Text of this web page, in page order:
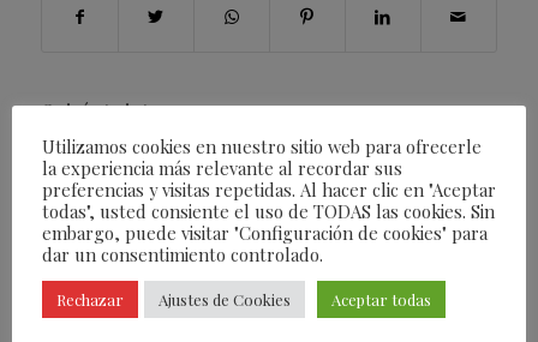
Quizás te interese
La fusión del arte digital, ciencia,
naturaleza y belleza gracias a LA
PRAIRIE en Art Basel
FEARLESS® aumenta su expansión
en España de la mano de El Corte
Inglés
Utilizamos cookies en nuestro sitio web para ofrecerle
la experiencia más relevante al recordar sus
preferencias y visitas repetidas. Al hacer clic en "Aceptar
todas", usted consiente el uso de TODAS las cookies. Sin
embargo, puede visitar "Configuración de cookies" para
dar un consentimiento controlado.
Rechazar Ajustes de Cookies Aceptar todas